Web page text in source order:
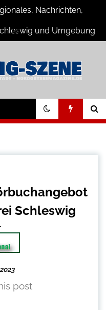
Nachrichten,
und Umgebung
Szene
aus
Schleswig
post